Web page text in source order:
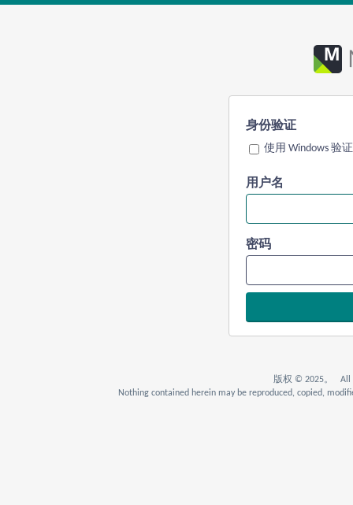
身份验证
使用 Windows 验证
用户名
密码
版权 © 2025。 All
Nothing contained herein may be reproduced, copied,